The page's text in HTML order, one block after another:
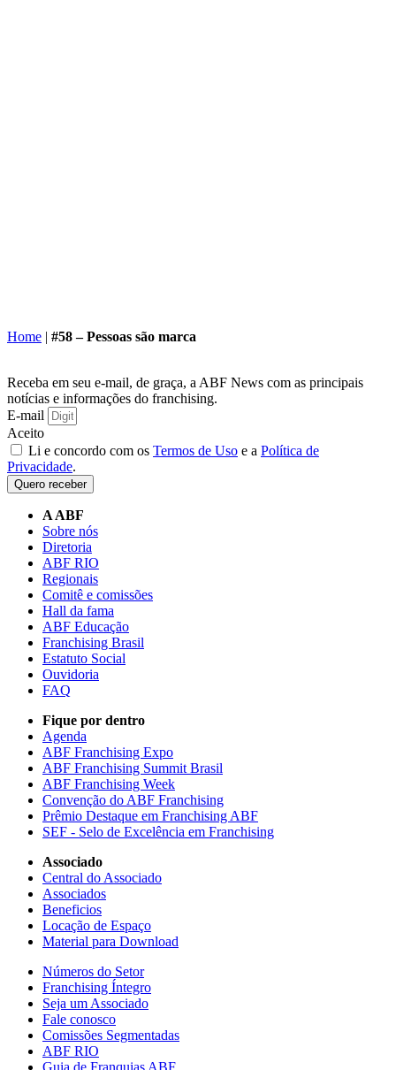
Home | #58 – Pessoas são marca
Receba em seu e-mail, de graça, a ABF News com as principais
notícias e informações do franchising.
E-mail
Aceito
Li e concordo com os Termos de Uso e a Política de
Privacidade.
Quero receber
A ABF
Sobre nós
Diretoria
ABF RIO
Regionais
Comitê e comissões
Hall da fama
ABF Educação
Franchising Brasil
Estatuto Social
Ouvidoria
FAQ
Fique por dentro
Agenda
ABF Franchising Expo
ABF Franchising Summit Brasil
ABF Franchising Week
Convenção do ABF Franchising
Prêmio Destaque em Franchising ABF
SEF - Selo de Excelência em Franchising
Associado
Central do Associado
Associados
Beneficios
Locação de Espaço
Material para Download
Números do Setor
Franchising Íntegro
Seja um Associado
Fale conosco
Comissões Segmentadas
ABF RIO
Guia de Franquias ABF